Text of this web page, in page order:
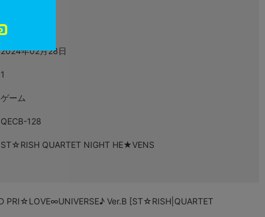
映像・音楽
2024年02月28日
1
ゲーム
QECB-128
ST☆RISH QUARTET NIGHT HE★VENS
PRI☆LOVE∞UNIVERSE♪ Ver.B [ST☆RISH|QUARTET